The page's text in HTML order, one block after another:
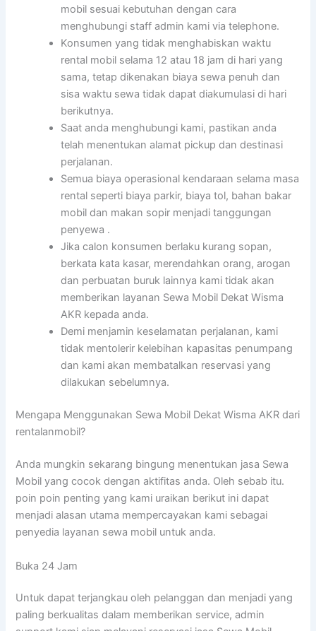
mobil sesuai kebutuhan dengan cara
menghubungi staff admin kami via telephone.
Konsumen yang tidak menghabiskan waktu
rental mobil selama 12 atau 18 jam di hari yang
sama, tetap dikenakan biaya sewa penuh dan
sisa waktu sewa tidak dapat diakumulasi di hari
berikutnya.
Saat anda menghubungi kami, pastikan anda
telah menentukan alamat pickup dan destinasi
perjalanan.
Semua biaya operasional kendaraan selama masa
rental seperti biaya parkir, biaya tol, bahan bakar
mobil dan makan sopir menjadi tanggungan
penyewa .
Jika calon konsumen berlaku kurang sopan,
berkata kata kasar, merendahkan orang, arogan
dan perbuatan buruk lainnya kami tidak akan
memberikan layanan Sewa Mobil Dekat Wisma
AKR kepada anda.
Demi menjamin keselamatan perjalanan, kami
tidak mentolerir kelebihan kapasitas penumpang
dan kami akan membatalkan reservasi yang
dilakukan sebelumnya.
Mengapa Menggunakan Sewa Mobil Dekat Wisma AKR dari
rentalanmobil?
Anda mungkin sekarang bingung menentukan jasa Sewa
Mobil yang cocok dengan aktifitas anda. Oleh sebab itu.
poin poin penting yang kami uraikan berikut ini dapat
menjadi alasan utama mempercayakan kami sebagai
penyedia layanan sewa mobil untuk anda.
Buka 24 Jam
Untuk dapat terjangkau oleh pelanggan dan menjadi yang
paling berkualitas dalam memberikan service, admin